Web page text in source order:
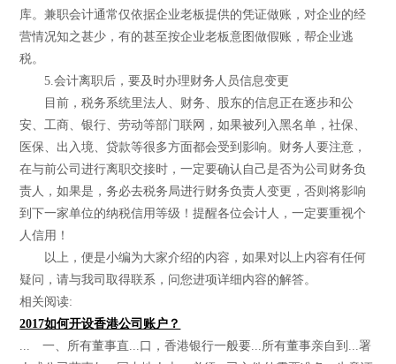
库。兼职会计通常仅依据企业老板提供的凭证做账，对企业的经
营情况知之甚少，有的甚至按企业老板意图做假账，帮企业逃
税。
5.会计离职后，要及时办理财务人员信息变更
目前，税务系统里法人、财务、股东的信息正在逐步和公
安、工商、银行、劳动等部门联网，如果被列入黑名单，社保、
医保、出入境、贷款等很多方面都会受到影响。财务人要注意，
在与前公司进行离职交接时，一定要确认自己是否为公司财务负
责人，如果是，务必去税务局进行财务负责人变更，否则将影响
到下一家单位的纳税信用等级！提醒各位会计人，一定要重视个
人信用！
以上，便是小编为大家介绍的内容，如果对以上内容有任何
疑问，请与我司取得联系，问您进项详细内容的解答。
相关阅读:
2017如何开设香港公司账户？
... 一、所有董事直...口，香港银行一般要...所有董事亲自到...署